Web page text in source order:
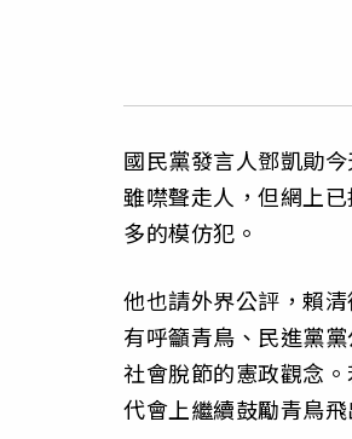
國民黨發言人鄧凱勛
雖噤聲走人，但網上
多的模仿犯。
他也請外界公評，賴
有呼籲青鳥、民進黨
社會脫節的憲政觀念
代會上繼續鼓勵青鳥